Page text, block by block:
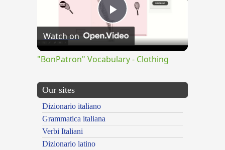
Play
Video
Watch on
"BonPatron" Vocabulary - Clothing
Our sites
Dizionario italiano
Grammatica italiana
Verbi Italiani
Dizionario latino